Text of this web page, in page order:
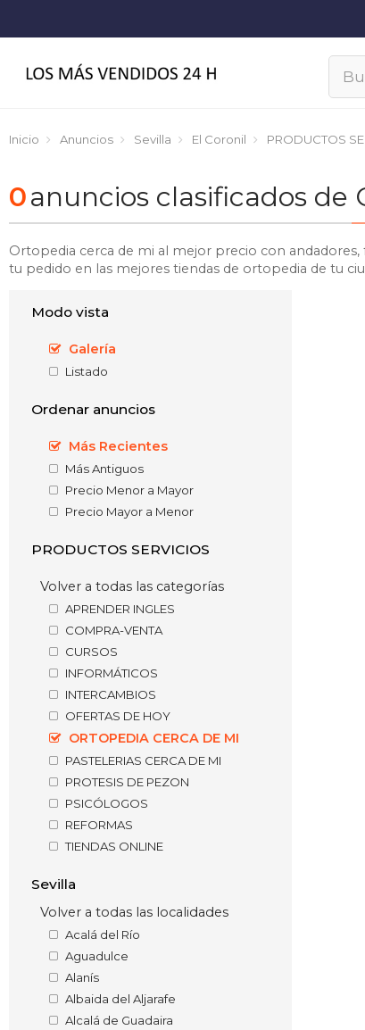
Inicio Anuncios Sevilla El Coronil PRODUCTOS
0anuncios clasificados de
Ortopedia cerca de mi al mejor precio con
tu pedido en las mejores tiendas de ortopedia de tu
Modo vista
Galería
Listado
Ordenar anuncios
Más Recientes
Más Antiguos
Precio Menor a Mayor
Precio Mayor a Menor
PRODUCTOS SERVICIOS
Volver a todas las categorías
APRENDER INGLES
COMPRA-VENTA
CURSOS
INFORMÁTICOS
INTERCAMBIOS
OFERTAS DE HOY
ORTOPEDIA CERCA DE MI
PASTELERIAS CERCA DE MI
PROTESIS DE PEZON
PSICÓLOGOS
REFORMAS
TIENDAS ONLINE
Sevilla
Volver a todas las localidades
Acalá del Río
Aguadulce
Alanís
Albaida del Aljarafe
Alcalá de Guadaira